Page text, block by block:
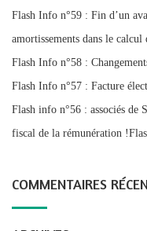
Flash Info n°59 : Fin d’un
amortissements dans le
Flash Info n°58 :
Flash Info n°57 : Facture
Flash info n°56 : associés
fiscal de la rémunération
COMMENTAIRES